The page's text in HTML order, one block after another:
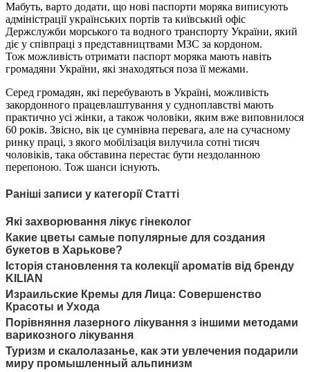
Мабуть, варто додати, що нові паспорти моряка виписують
адміністрації українських портів та київський офіс
Держслужби морського та водного транспорту України, який
діє у співпраці з представництвами МЗС за кордоном.
Тож можливість отримати паспорт моряка мають навіть
громадяни України, які знаходяться поза її межами.
Серед громадян, які перебувають в Україні, можливість
закордонного працевлаштування у судноплавстві мають
практично усі жінки, а також чоловіки, яким вже виповнилося
60 років. Звісно, вік це сумнівна перевага, але на сучасному
ринку праці, з якого мобілізація вилучила сотні тисяч
чоловіків, така обставина перестає бути нездоланною
перепоною. Тож шанси існують.
Раніші записи у категорії Статті
Які захворювання лікує гінеколог
Какие цветы самые популярные для создания
букетов в Харькове?
Історія становлення та колекції ароматів від бренду
KILIAN
Израильские Кремы для Лица: Совершенство
Красоты и Ухода
Порівняння лазерного лікування з іншими методами
варикозного лікування
Туризм и скалолазанье, как эти увлечения подарили
миру промышленный альпинизм